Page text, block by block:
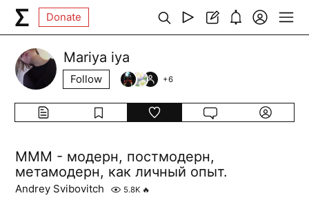
Donate
Mariya iya
Follow +6
MMM - модерн, постмодерн,
метамодерн, как личный опыт.
Andrey Svibovitch 5.8K 🔥